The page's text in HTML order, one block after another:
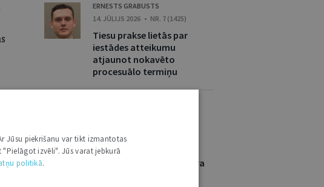
ERNESTS GRABUSTS
14. JŪLIJS 2026 • NR. 7 (1425)
Tiesu prakse lietās par
iestādes atteikumu
atjaunot nokavēto
procesuālo termiņu
ARTŪRS CAICS
14. JŪLIJS 2026 • NR. 7 (1425)
Satversmes tiesas jaunākā judikatūra
Jūsu piekrišanu var tikt izmantotas
izvēli". Jūs varat jebkurā
politikā.